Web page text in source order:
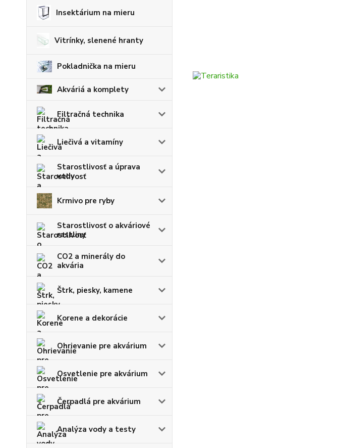
Insektárium na mieru
Vitrínky, slenené hranty
Pokladnička na mieru
Akváriá a komplety
Filtračná technika
Liečivá a vitamíny
Starostlivosť a úprava
vody
Krmivo pre ryby
Starostlivosť o akváriové
rastliny
CO2 a minerály do
akvária
Štrk, piesky, kamene
Korene a dekorácie
Ohrievanie pre akvárium
Osvetlenie pre akvárium
Čerpadlá pre akvárium
Analýza vody a testy